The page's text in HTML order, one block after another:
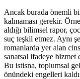
Ancak burada önemli
kalmaması gerekir.
aldığı bilimsel rapor,
suç teşkil etmez. Aynı
romanlarda yer alan
sanatsal ifadeye hizmet
Bu istisna, toplumsal
önündeki engelleri